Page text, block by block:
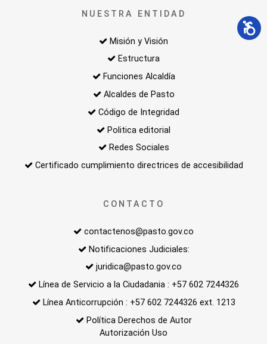
NUESTRA ENTIDAD
Misión y Visión
Estructura
Funciones Alcaldía
Alcaldes de Pasto
Código de Integridad
Politica editorial
Redes Sociales
Certificado cumplimiento directrices de accesibilidad
CONTACTO
contactenos@pasto.gov.co
Notificaciones Judiciales:
juridica@pasto.gov.co
Línea de Servicio a la Ciudadania : +57 602 7244326
Línea Anticorrupción : +57 602 7244326 ext. 1213
Política Derechos de Autor
Autorización Uso